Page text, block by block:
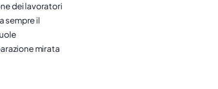
dei lavoratori
sempre il
mirata